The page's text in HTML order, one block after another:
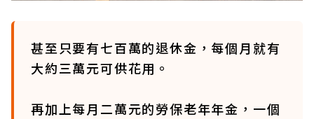
甚至只要有七百萬的退休金，每個月就有
大約三萬元可供花用。
再加上每月二萬元的勞保老年年金，一個